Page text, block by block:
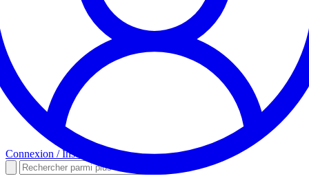
Connexion / Inscription